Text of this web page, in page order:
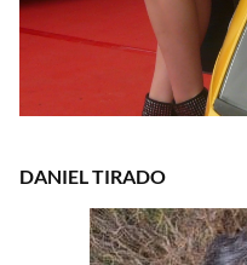
DANIEL TIRADO